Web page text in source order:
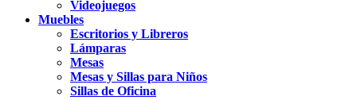
Videojuegos
Muebles
Escritorios y Libreros
Lámparas
Mesas
Mesas y Sillas para Niños
Sillas de Oficina